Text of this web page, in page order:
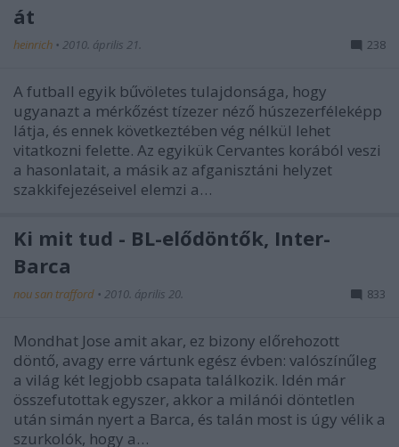
át
heinrich • 2010. április 21. 238
A futball egyik bűvöletes tulajdonsága, hogy
ugyanazt a mérkőzést tízezer néző húszezerféleképp
látja, és ennek következtében vég nélkül lehet
vitatkozni felette. Az egyikük Cervantes korából veszi
a hasonlatait, a másik az afganisztáni helyzet
szakkifejezéseivel elemzi a…
Ki mit tud - BL-elődöntők, Inter-
Barca
nou san trafford • 2010. április 20. 833
Mondhat Jose amit akar, ez bizony előrehozott
döntő, avagy erre vártunk egész évben: valószínűleg
a világ két legjobb csapata találkozik. Idén már
összefutottak egyszer, akkor a milánói döntetlen
után simán nyert a Barca, és talán most is úgy vélik a
szurkolók, hogy a…